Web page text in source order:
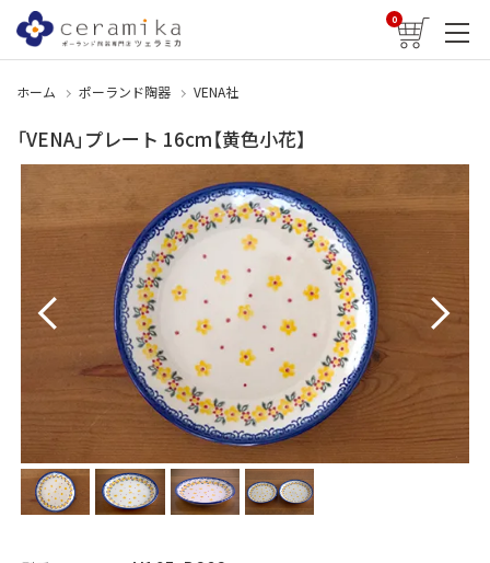
0
ホーム ポーランド陶器 VENA社
「VENA」プレート 16cm【黄色小花】